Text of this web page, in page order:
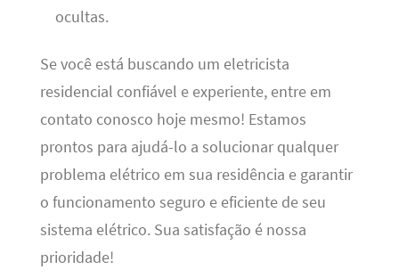
ocultas.
Se você está buscando um eletricista
residencial confiável e experiente, entre em
contato conosco hoje mesmo! Estamos
prontos para ajudá-lo a solucionar qualquer
problema elétrico em sua residência e garantir
o funcionamento seguro e eficiente de seu
sistema elétrico. Sua satisfação é nossa
prioridade!